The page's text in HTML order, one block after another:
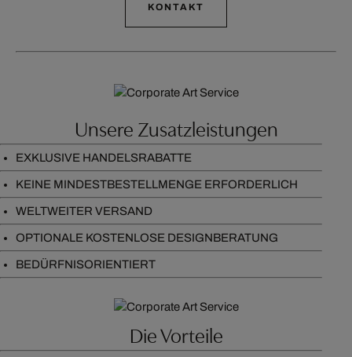
KONTAKT
Unsere Zusatzleistungen
EXKLUSIVE HANDELSRABATTE
KEINE MINDESTBESTELLMENGE ERFORDERLICH
WELTWEITER VERSAND
OPTIONALE KOSTENLOSE DESIGNBERATUNG
BEDÜRFNISORIENTIERT
Die Vorteile